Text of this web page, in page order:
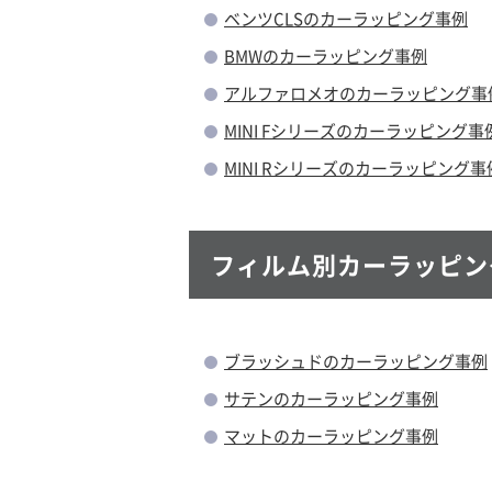
ベンツCLSのカーラッピング事例
BMWのカーラッピング事例
アルファロメオのカーラッピング事
MINI Fシリーズのカーラッピング事
MINI Rシリーズのカーラッピング事
フィルム別カーラッピ
ブラッシュドのカーラッピング事例
サテンのカーラッピング事例
マットのカーラッピング事例